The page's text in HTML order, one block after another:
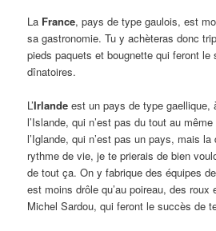
La France, pays de type gaulois, est
sa gastronomie. Tu y achèteras donc
pieds paquets et bougnette qui feront le
dînatoires.
L’Irlande est un pays de type gaellique,
l’Islande, qui n’est pas du tout au
l’Iglande, qui n’est pas un pays, mais
rythme de vie, je te prierais de bien
de tout ça. On y fabrique des équipes
est moins drôle qu’au poireau, des
Michel Sardou, qui feront le succès de